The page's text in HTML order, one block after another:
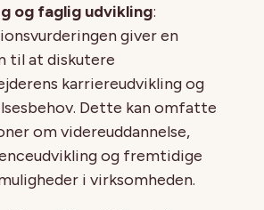
og faglig udvikling:
giver en
til at diskutere
karriereudvikling og
Dette kan omfatte
om videreuddannelse,
og fremtidige
i virksomheden.